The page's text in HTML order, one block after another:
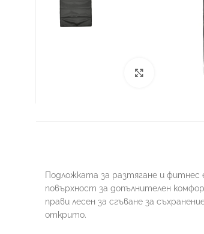
Подложката за разтягане и фитнес
повърхност за допълнителен
прави лесен за сгъване за
открито.